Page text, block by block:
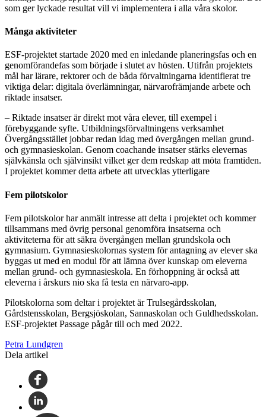
som ger lyckade resultat vill vi implementera i alla våra skolor.​
Många aktiviteter
ESF-projektet startade 2020 med en inledande planeringsfas och en
genomförandefas som började i slutet av hösten. Utifrån projektets
mål har lärare, rektorer och de båda förvaltningarna identifierat tre
viktiga delar: digitala överlämningar, närvarofrämjande arbete och
riktade insatser.
– Riktade insatser är direkt mot våra elever, till exempel i
förebyggande syfte. Utbildningsförvaltningens verksamhet
Övergångsstället jobbar redan idag med övergången mellan grund-
och gymnasieskolan. Genom coachande insatser stärks elevernas
självkänsla och självinsikt vilket ger dem redskap att möta framtiden.
I projektet kommer detta arbete att utvecklas ytterligare
Fem pilotskolor
Fem pilotskolor har anmält intresse att delta i projektet och kommer
tillsammans med övrig personal genomföra insatserna och
aktiviteterna för att säkra övergången mellan grundskola och
gymnasium. Gymnasieskolornas system för antagning av elever ska
byggas ut med en modul för att lämna över kunskap om eleverna
mellan grund- och gymnasieskola. En förhoppning är också att
eleverna i årskurs nio ska få testa en närvaro-app.
Pilotskolorna som deltar i projektet är Trulsegårdsskolan,
Gårdstensskolan, Bergsjöskolan, Sannaskolan och Guldhedsskolan.
ESF-projektet Passage pågår till och med 2022.
Petra Lundgren
Dela artikel